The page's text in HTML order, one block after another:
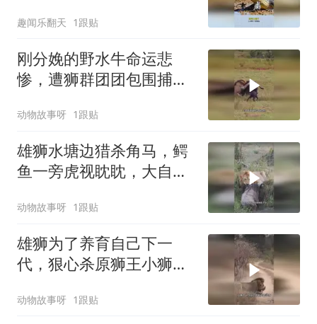
趣闻乐翻天 1跟贴
刚分娩的野水牛命运悲
惨，遭狮群团团包围捕
动物故事呀 1跟贴
雄狮水塘边猎杀角马，鳄
鱼一旁虎视眈眈，大自然
动物故事呀 1跟贴
雄狮为了养育自己下一
代，狠心杀原狮王小狮
动物故事呀 1跟贴